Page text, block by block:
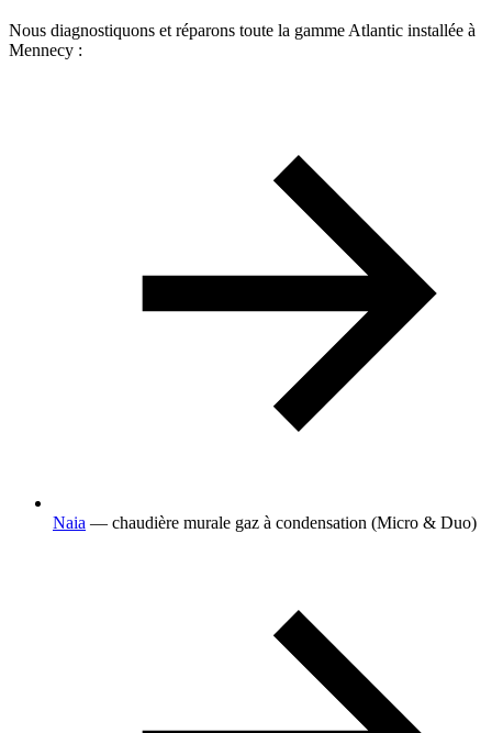
Nous diagnostiquons et réparons toute la gamme Atlantic installée à
Mennecy :
Naia — chaudière murale gaz à condensation (Micro & Duo)